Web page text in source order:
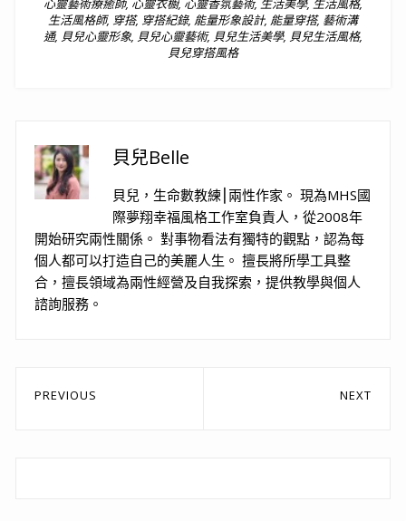
心靈藝術療癒師, 心靈衣櫥, 心靈香氛藝術, 生活美學, 生活風格,
生活風格師, 穿搭, 穿搭紀錄, 能量形象設計, 能量穿搭, 藝術溝
通, 貝兒心靈形象, 貝兒心靈藝術, 貝兒生活美學, 貝兒生活風格,
貝兒穿搭風格
貝兒Belle
貝兒，生命數教練⎮兩性作家。 現為MHS國
際夢翔幸福風格工作室負責人，從2008年
開始研究兩性關係。 對事物看法有獨特的觀點，認為每
個人都可以打造自己的美麗人生。 擅長將所學工具整
合，擅長領域為兩性經營及自我探索，提供教學與個人
諮詢服務。
文
PREVIOUS NEXT